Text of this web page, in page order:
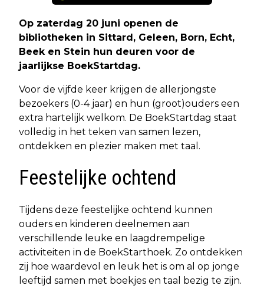
Op zaterdag 20 juni openen de
bibliotheken in Sittard, Geleen, Born, Echt,
Beek en Stein hun deuren voor de
jaarlijkse BoekStartdag.
Voor de vijfde keer krijgen de allerjongste
bezoekers (0-4 jaar) en hun (groot)ouders een
extra hartelijk welkom. De BoekStartdag staat
volledig in het teken van samen lezen,
ontdekken en plezier maken met taal.
Feestelijke ochtend
Tijdens deze feestelijke ochtend kunnen
ouders en kinderen deelnemen aan
verschillende leuke en laagdrempelige
activiteiten in de BoekStart­hoek. Zo ontdekken
zij hoe waardevol en leuk het is om al op jonge
leeftijd samen met boekjes en taal bezig te zijn.